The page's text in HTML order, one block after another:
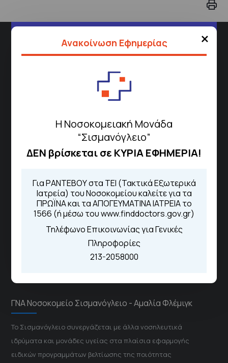
×
Ανακοίνωση Εφημερίας
Η Νοσοκομειακή Μονάδα
“Σισμανόγλειο”
ΔΕΝ βρίσκεται σε ΚΥΡΙΑ ΕΦΗΜΕΡΙΑ!
Για ΡΑΝΤΕΒΟΥ στα ΤΕΙ (Τακτικά Εξωτερικά
Ιατρεία) του Νοσοκομείου καλείτε για τα
ΠΡΩΪΝΑ και τα ΑΠΟΓΕΥΜΑΤΙΝΑ ΙΑΤΡΕΙΑ το
1566 (ή μέσω του www.finddoctors.gov.gr)
Τηλέφωνο Επικοινωνίας για Γενικές
Πληροφορίες
213-2058000
Διεύθυνση
Σισμανόγλειου 1,
Μαρούσι 151 26,
Περιοχής
Πως να έρθετε με ΜΜΜ
Τηλέφωνα για Ραντεβού
Για τα πρωινά και τα απογευματινά
ιατρεία:
Από τον ιστότοποeΡαντεβού
Καλώντας στην φωνητική πύλη του
Μέσω της εφαρμογής "MyHealth
ΓΝΑ Νοσοκομείο Σισμανόγλειο - Αμαλία Φλέμιγκ
Το Σισμανόγλειο συνεργάζεται με άλλα νοσηλευτικά
ιδρύματα και μονάδες υγείας στα πλαίσια εφαρμογής
ειδικών προγραμμάτων βελτίωσης της ποιότητας